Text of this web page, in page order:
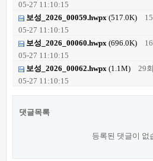
05-27 11:10:15
보성_2026_00059.hwpx (517.0K)
05-27 11:10:15
보성_2026_00060.hwpx (696.0K)
05-27 11:10:15
보성_2026_00062.hwpx (1.1M) 29
05-27 11:10:15
댓글목록
등록된 댓글이 없